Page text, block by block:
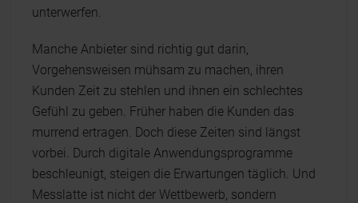
unterwerfen.
Manche Anbieter sind richtig gut darin,
Vorgehensweisen mühsam zu machen, ihren
Kunden Zeit zu stehlen und ihnen ein schlechtes
Gefühl zu geben. Früher haben die Kunden das
murrend ertragen. Doch diese Zeiten sind längst
vorbei. Durch digitale Anwendungsprogramme
beschleunigt, steigen die Erwartungen täglich. Und
Messlatte ist nicht der Wettbewerb, sondern